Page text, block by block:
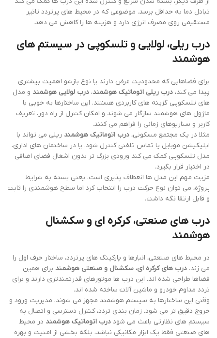
تبادل دما به حداقل برسد. موضوعی که در محیط های پرتردد تاثیر
مستقیمی روی مصرف انرژی دارد و هزینه ها را کاهش می دهد.
درب ریلی، لولایی و تلسکوپی در سیستم های
هوشمند
برای فضاهایی که محدودیت عرض دارند یا نوع بازشو اهمیت بیشتری
پیدا می کند، درب ریلی اتوماتیک هوشمند، درب لولایی هوشمند و مدل
های تلسکوپی گزینه های کاربردی هستند. این ساختارها به خوبی با
ماژول های هوشمند سازگار می شوند و امکان کنترل از راه دور، تعریف
کاربر و سناریوهای زمانی را فراهم می کنند.
مثلا در یک مجتمع مسکونی، درب اتوماتیک هوشمند ریلی می تواند با
اپلیکیشن موبایل یا تماس تلفنی کنترل شود. یا در ساختمان های اداری،
مدل تلسکوپی کمک می کند ورودی بزرگ تر بدون اشغال فضای اضافی
در اختیار قرار بگیرد.
مزیت مهم این مدل ها انعطاف پذیری است. یعنی بسته به شرایط
پروژه، می توان نوع حرکت درب را انتخاب کرد اما سطح هوشمندی را ثابت
و قابل ارتقا نگه داشت.
درب های صنعتی، کرکره ای و سکشنال
هوشمند
در محیط های صنعتی، انبارها و پارکینگ های پرتردد، ساختار حرف اول را
می زند. درب های کرکره ای، سکشنال و صنعتی هوشمند برای همین
فضاها طراحی شده اند. این درب ها موتورهای قدرتمندتری دارند و برای
تردد مداوم خودرو و ماشین آلات ساخته شده اند.
وقتی این ساختارها به سیستم هوشمند مجهز می شوند، مدیریت ورود و
خروج دقیق تر می شود. زمان بندی تردد، کنترل دسترسی و اتصال به
سیستم های نظارتی باعث می شود درب اتوماتیک هوشمند در محیط
های صنعتی فقط یک ابزار مکانیکی نباشد، بلکه بخشی از امنیت و بهره